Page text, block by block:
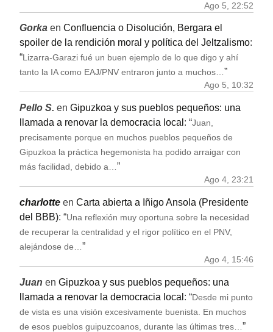
Ago 5, 22:52
Gorka en Confluencia o Disolución, Bergara el
spoiler de la rendición moral y política del Jeltzalismo:
“Lizarra-Garazi fué un buen ejemplo de lo que digo y ahí
tanto la IA como EAJ/PNV entraron junto a muchos…”
Ago 5, 10:32
Pello S. en Gipuzkoa y sus pueblos pequeños: una
llamada a renovar la democracia local : “Juan,
precisamente porque en muchos pueblos pequeños de
Gipuzkoa la práctica hegemonista ha podido arraigar con
más facilidad, debido a…”
Ago 4, 23:21
charlotte en Carta abierta a Iñigo Ansola (Presidente
del BBB): “Una reflexión muy oportuna sobre la necesidad
de recuperar la centralidad y el rigor político en el PNV,
alejándose de…”
Ago 4, 15:46
Juan en Gipuzkoa y sus pueblos pequeños: una
llamada a renovar la democracia local : “Desde mi punto
de vista es una visión excesivamente buenista. En muchos
de esos pueblos guipuzcoanos, durante las últimas tres… ”